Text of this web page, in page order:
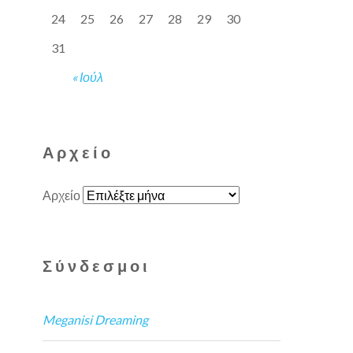
« Ιούλ
24 25 26 27 28 29
30
31
Αρχείο
Αρχείο
Σύνδεσμοι
Meganisi Dreaming